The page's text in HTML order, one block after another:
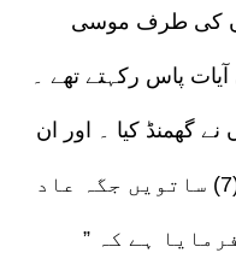
کی طرف موسی
آیات پاس رکہتے تھے ۔
گھمنڈ کیا ۔ اور ان
کا گروہ مجرموں کاگروہ تھا ” (7) ساتویں جگہ عاد
ہے کہ ”